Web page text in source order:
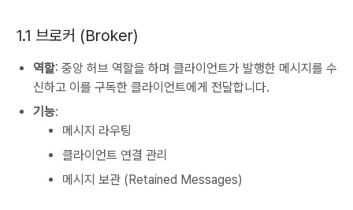
1.1 브로커 (Broker)
역할: 중앙 허브 역할을 하며 클라이언트가 발행한 메시지를 수
신하고 이를 구독한 클라이언트에게 전달합니다.
기능:
메시지 라우팅
클라이언트 연결 관리
메시지 보관 (Retained Messages)